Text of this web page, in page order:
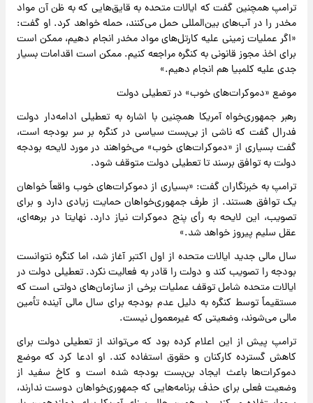
ترامپ همچنین گفت که ایالات متحده به قایق‌هایی که به ظن آن مواد
مخدر را در آب‌های بین‌المللی حمل می‌کنند، حمله خواهد کرد. او گفت:
«اگر عملیات زمینی علیه کارتل‌های مواد مخدر انجام دهیم، ممکن است
برای اخذ مجوز قانونی به کنگره مراجعه کنیم. ممکن است اقدامات بسیار
جدی علیه کلمبیا هم انجام دهیم.»
موضع «دموکرات‌های خوب» در تعطیلی دولت
رهبر جمهوری‌خواه آمریکا همچنین با اشاره به تعطیلی ادامه‌دار دولت
فدرال گفت که ناشی از بی‌بست سیاسی در کنگره بر سر بودجه است،
گفت بسیاری از «دموکرات‌های خوب» می‌خواهند در مورد لایحه بودجه
دولت به توافق برسند تا تعطیلی دولت متوقف شود.
ترامپ به خبرنگاران گفت: «بسیاری از دموکرات‌های خوب واقعاً خواهان
یک توافق هستند. از طرف جمهوری‌خواهان حمایت زیادی دارد و برای
تصویب، این لایحه به رأی پنج دموکرات نیاز دارد. نهایتا در برهه‌ای،
عقل سلیم پیروز خواهد شد.»
سال مالی جدید ایالات متحده از اول اکتبر آغاز شد، اما کنگره نتوانست
بودجه را تصویب کند و دولت را قادر به فعالیت نکرد. تعطیلی دولت در
ایالات متحده شامل توقف عملیات برخی از سازمان‌های دولتی است که
مستقیماً توسط کنگره به دلیل عدم بودجه برای سال مالی آینده تأمین
مالی می‌شوند، وضعیتی که غیرمعمول نیست.
ترامپ پیش از این اعلام کرده بود که می‌تواند از تعطیلی دولت برای
کاهش گسترده کارکنان و حقوق استفاده کند. او ادعا کرد که موضع
دموکرات‌ها باعث ایجاد بن‌بست بودجه شده است و کاخ سفید از
وضعیت فعلی برای حذف برنامه‌هایی که جمهوری‌خواهان دوست ندارند،